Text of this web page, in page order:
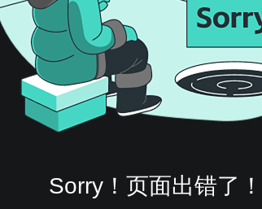
Sorry！页面出错了！